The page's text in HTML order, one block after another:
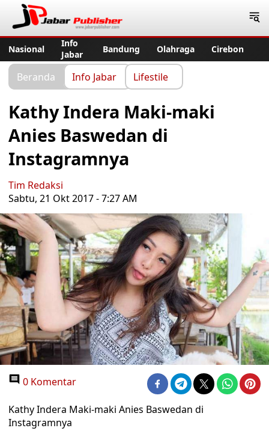
Nasional
Info
Jabar
Bandung Olahraga Cirebon
Beranda Info Jabar Lifestile
Kathy Indera Maki-maki
Anies Baswedan di
Instagramnya
Tim Redaksi
Sabtu, 21 Okt 2017 - 7:27 AM
0 Komentar
Kathy Indera Maki-maki Anies Baswedan di
Instagramnya